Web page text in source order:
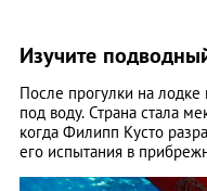
Изучите
После прогулки на лодке
под воду. Страна стала
когда Филипп Кусто
его испытания в